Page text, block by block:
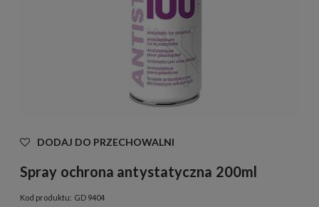
DODAJ DO PRZECHOWALNI
Spray ochrona antystatyczna 200ml
Kod produktu: GD 9404